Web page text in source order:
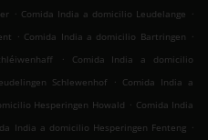
. Comida India a domicilio Leudelange .
. Comida India a domicilio Bartringen .
.
Comida India a domicilio
Schlewenhof . Comida India a
Hesperingen Howald . Comida India
India a domicilio Hesperingen Fenteng .